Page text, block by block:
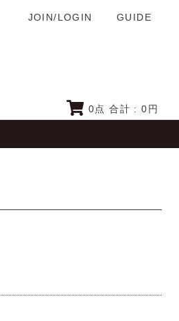
JOIN/LOGIN GUIDE
0点 合計 :0円